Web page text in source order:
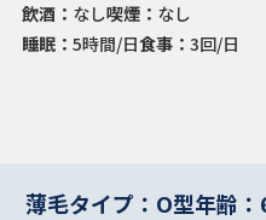
飲酒： なし喫煙： なし
睡眠： 5時間/日食事： 3回/日
薄毛タイプ：O型年齢